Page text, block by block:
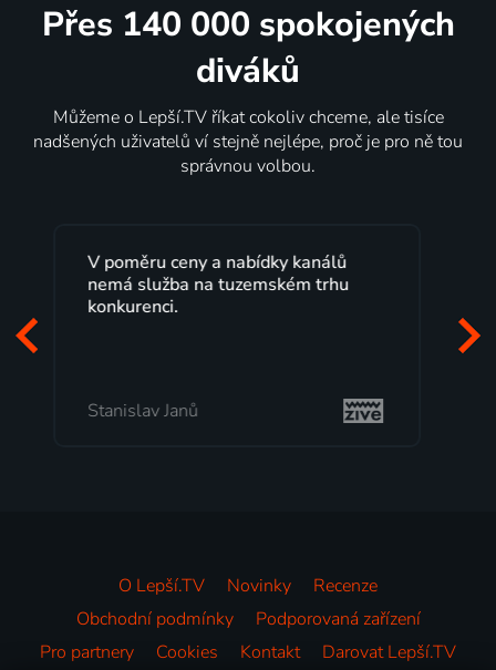
Přes 140 000 spokojených
diváků
Můžeme o Lepší.TV říkat cokoliv chceme, ale tisíce
nadšených uživatelů ví stejně nejlépe, proč je pro ně tou
správnou volbou.
Lepší.TV sleduji už několik let s
maximální spokojeností. Velký výběr
programů a nemuset běžet k TV na
Milada Tomešová
O Lepší.TV Novinky
Recenze
Obchodní podmínky
Podporovaná zařízení
Pro partnery
Cookies Kontakt Darovat Lepší.TV